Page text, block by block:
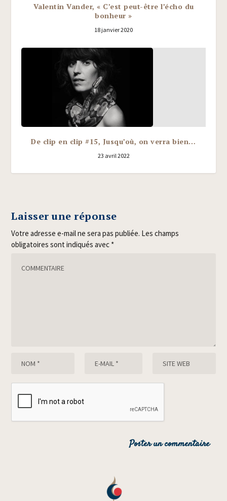
Valentin Vander, « C’est peut-être l’écho du
bonheur »
18 janvier 2020
De clip en clip #15, Jusqu’où, on verra bien…
23 avril 2022
Laisser une réponse
Votre adresse e-mail ne sera pas publiée. Les champs
obligatoires sont indiqués avec *